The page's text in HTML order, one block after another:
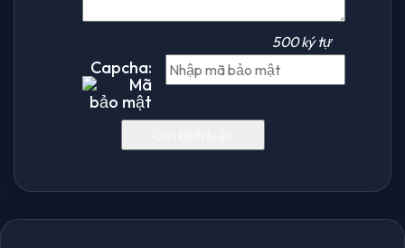
500 ký tự
Capcha: